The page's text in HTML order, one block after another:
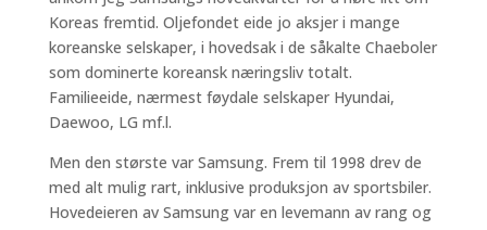
Koreas fremtid. Oljefondet eide jo aksjer i mange
koreanske selskaper, i hovedsak i de såkalte Chaeboler
som dominerte koreansk næringsliv totalt.
Familieeide, nærmest føydale selskaper Hyundai,
Daewoo, LG mf.l.
Men den største var Samsung. Frem til 1998 drev de
med alt mulig rart, inklusive produksjon av sportsbiler.
Hovedeieren av Samsung var en levemann av rang og